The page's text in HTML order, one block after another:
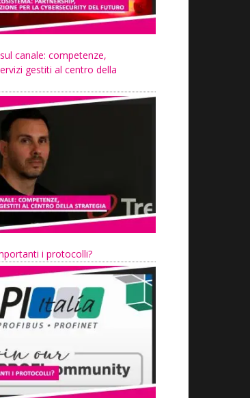
canale: competenze,
gestiti al centro della
i protocolli?